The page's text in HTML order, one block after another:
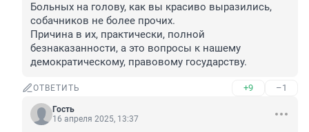
Больных на голову, как вы красиво выразились,
собачников не более прочих.
Причина в их, практически, полной
безнаказанности, а это вопросы к нашему
демократическому, правовому государству.
ОТВЕТИТЬ +9 –1
Гость
16 апреля 2025, 13:37